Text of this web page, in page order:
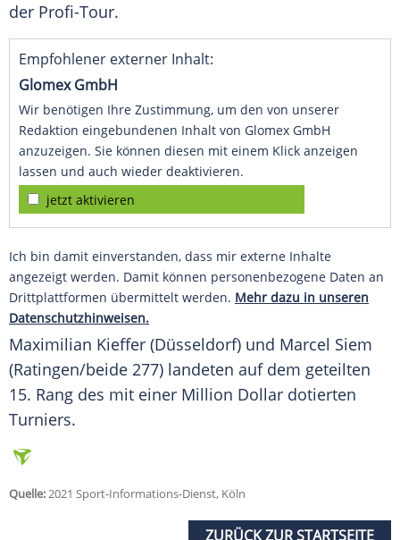
der Profi-Tour.
Empfohlener externer Inhalt:
Glomex GmbH
Wir benötigen Ihre Zustimmung, um den von unserer
Redaktion eingebundenen Inhalt von Glomex GmbH
anzuzeigen. Sie können diesen mit einem Klick anzeigen
lassen und auch wieder deaktivieren.
jetzt aktivieren
Ich bin damit einverstanden, dass mir externe Inhalte
angezeigt werden. Damit können personenbezogene Daten an
Drittplattformen übermittelt werden. Mehr dazu in unseren
Datenschutzhinweisen.
Maximilian Kieffer (Düsseldorf) und Marcel Siem
(Ratingen/beide 277) landeten auf dem geteilten
15. Rang des mit einer Million Dollar dotierten
Turniers.
Quelle:2021 Sport-Informations-Dienst, Köln
ZURÜCK ZUR STARTSEITE